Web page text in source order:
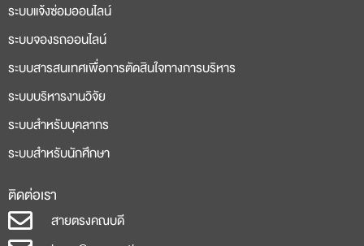
ระบบแจ้งซ่อมออนไลน์
ระบบจองรถออนไลน์
ระบบสารสนเทศเพื่อการตัดสินใจทางการบริหาร
ระบบบริหารงานวิจัย
ระบบสำหรับบุคลากร
ระบบสำหรับนักศึกษา
ติดต่อเรา
สายตรงคณบดี